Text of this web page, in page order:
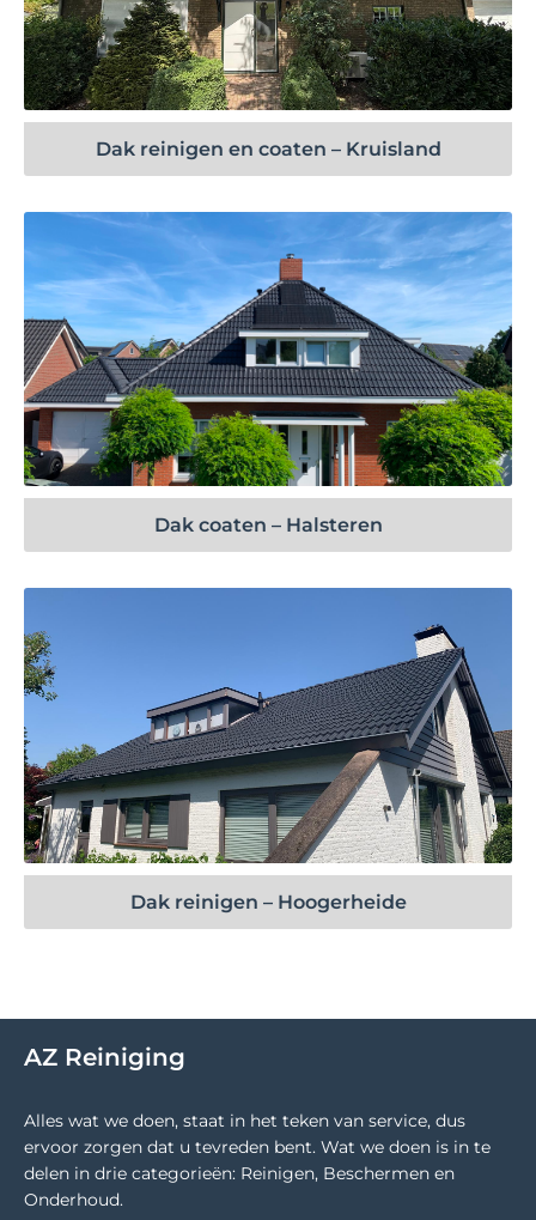
Bekijk project
Dak reinigen en coaten – Kruisland
Bekijk project
Dak coaten – Halsteren
Bekijk project
Dak reinigen – Hoogerheide
AZ Reiniging
Alles wat we doen, staat in het teken van service, dus
ervoor zorgen dat u tevreden bent. Wat we doen is in te
delen in drie categorieën: Reinigen, Beschermen en
Onderhoud.